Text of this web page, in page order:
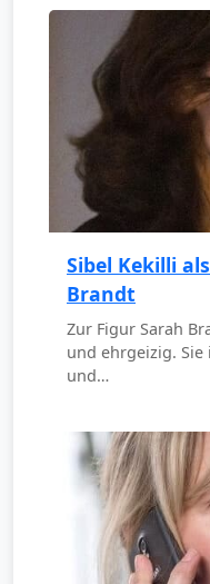
Sibel Kekilli
Brandt
Zur Figur Sarah
und ehrgeizig.
und…